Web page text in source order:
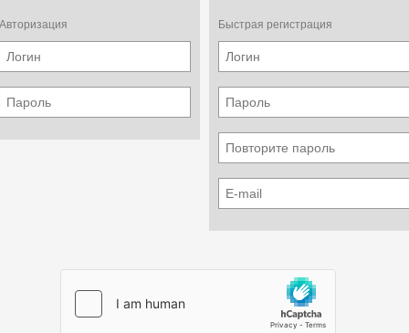
Авторизация Быстрая регистрация